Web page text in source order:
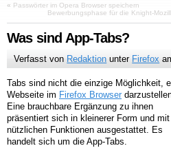
« Passwörter im Opera Browser speichern
Bewerbungsphase für die Knight-
Was sind App-Tabs?
Verfasst von Redaktion unter Firefox
Tabs sind nicht die einzige Möglichkeit,
Webseite im Firefox Browser
Eine brauchbare Ergänzung zu ihnen
präsentiert sich in kleinerer Form und mit
nützlichen Funktionen ausgestattet. Es
handelt sich um die App-Tabs.